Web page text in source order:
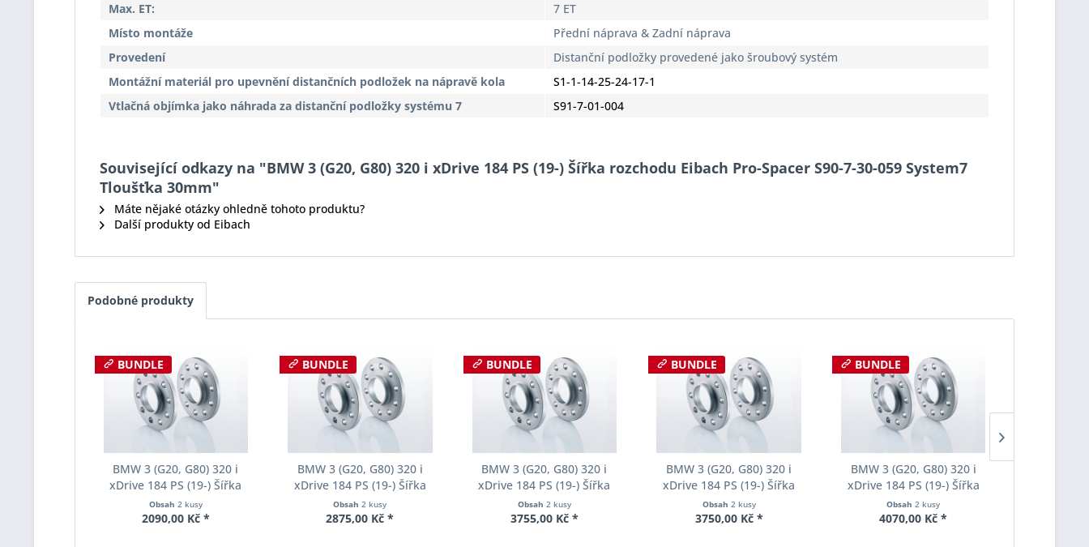
Max. ET:
7 ET
Místo montáže
Přední náprava & Zadní náprava
Provedení
Distanční podložky provedené jako šroubový systém
Montážní materiál pro upevnění distančních podložek na nápravě kola
S1-1-14-25-24-17-1
Vtlačná objímka jako náhrada za distanční podložky systému 7
S91-7-01-004
Související odkazy na "BMW 3 (G20, G80) 320 i xDrive 184 PS (19-) Šířka rozchodu Eibach Pro-Spacer S90-7-30-059 System7
Tloušťka 30mm"
Máte nějaké otázky ohledně tohoto produktu?
Další produkty od Eibach
Podobné produkty
BUNDLE
BMW 3 (G20, G80) 320 i
xDrive 184 PS (19-) Šířka
rozchodu Eibach Pro-Spacer
S90-2-10-038 System2
Obsah 2 kusy
2090,00 Kč *
BUNDLE
BMW 3 (G20, G80) 320 i
xDrive 184 PS (19-) Šířka
rozchodu Eibach Pro-Spacer
S90-2-12-023 System2
Obsah2 kusy
2875,00 Kč *
BUNDLE
BMW 3 (G20, G80) 320 i
xDrive 184 PS (19-) Šířka
rozchodu Eibach Pro-Spacer
S90-2-15-055 System2
Obsah 2 kusy
3755,00 Kč *
BUNDLE
BMW 3 (G20, G80) 320 i
xDrive 184 PS (19-) Šířka
rozchodu Eibach Pro-Spacer
S90-2-18-003 System2
Obsah 2 kusy
3750,00 Kč *
BUNDLE
BMW 3 (G20, G80) 320 i
xDrive 184 PS (19-) Šířka
rozchodu Eibach Pro-Spacer
S90-2-20-036 System2
Obsah2 kusy
4070,00 Kč *